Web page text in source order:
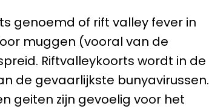
genoemd of rift valley fever in
muggen (vooral van de
Riftvalleykoorts wordt in de
de gevaarlijkste bunyavirussen.
geiten zijn gevoelig voor het